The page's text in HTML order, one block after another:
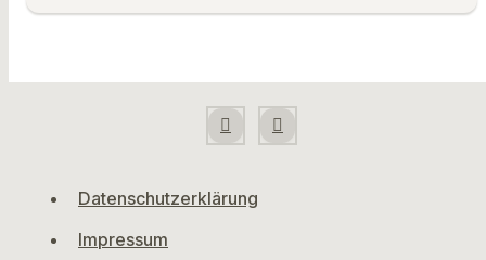
Datenschutzerklärung
Impressum